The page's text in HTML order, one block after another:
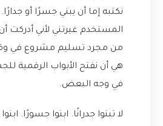
نكتبه إما أن يبني جسرًا أو
المستخدم غيرتني لأني أدركت
من مجرد تسليم مشروع في
هي أن نفتح الأبواب الرقمية
في وجه البعض.
لا تبنوا جدرانًا. ابنوا جسورًا.